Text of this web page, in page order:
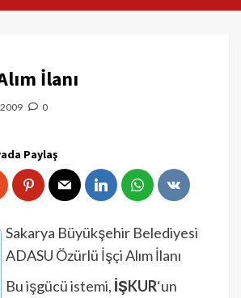
İlanı
0
Paylaş
Sakarya Büyükşehir Belediyesi
ADASU Özürlü İşçi Alım İlanı
Bu işgücü istemi, İŞKUR‘un